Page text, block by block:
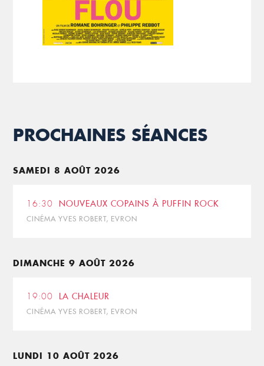
PROCHAINES SÉANCES
SAMEDI 8 AOÛT 2026
16:30 NOUVEAUX COPAINS À PUFFIN ROCK
CINÉMA YVES ROBERT, EVRON
DIMANCHE 9 AOÛT 2026
19:00 LA CHALEUR
CINÉMA YVES ROBERT, EVRON
LUNDI 10 AOÛT 2026